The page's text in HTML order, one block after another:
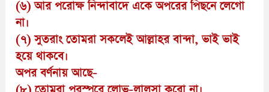
(৬) আর পরোক্ষ নিন্দাবাদে একে অপরের পিছনে লেগো
না।
(৭) সুতরাং তোমরা সকলেই আল্লাহর বান্দা, ভাই ভাই
হয়ে থাকবে।
অপর বর্ণনায় আছে-